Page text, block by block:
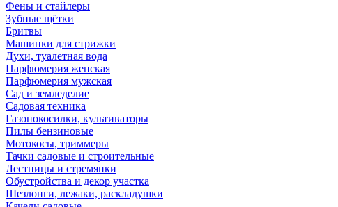
Фены и стайлеры
Зубные щётки
Бритвы
Машинки для стрижки
Духи, туалетная вода
Парфюмерия женская
Парфюмерия мужская
Сад и земледелие
Садовая техника
Газонокосилки, культиваторы
Пилы бензиновые
Мотокосы, триммеры
Тачки садовые и строительные
Лестницы и стремянки
Обустройства и декор участка
Шезлонги, лежаки, раскладушки